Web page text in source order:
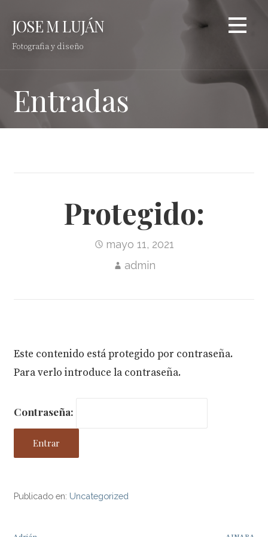
contenido
JOSE M LUJÁN
Fotografia y diseño
Entradas
Protegido:
mayo 11, 2021
admin
Este contenido está protegido por contraseña.
Para verlo introduce la contraseña.
Contraseña:
Publicado en: Uncategorized